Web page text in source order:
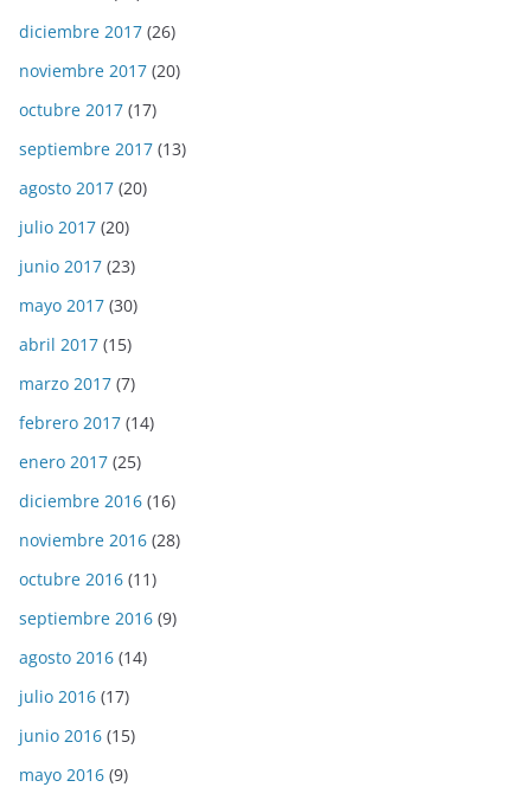
diciembre 2017 (26)
noviembre 2017 (20)
octubre 2017 (17)
septiembre 2017 (13)
agosto 2017 (20)
julio 2017 (20)
junio 2017 (23)
mayo 2017 (30)
abril 2017 (15)
marzo 2017 (7)
febrero 2017 (14)
enero 2017 (25)
diciembre 2016 (16)
noviembre 2016 (28)
octubre 2016 (11)
septiembre 2016 (9)
agosto 2016 (14)
julio 2016 (17)
junio 2016 (15)
mayo 2016 (9)